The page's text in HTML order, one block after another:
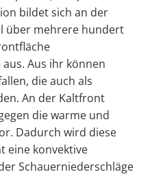
bildet sich an der
über mehrere hundert
Aus ihr können
die auch als
An der Kaltfront
die warme und
Dadurch wird diese
eine konvektive
Schauerniederschläge